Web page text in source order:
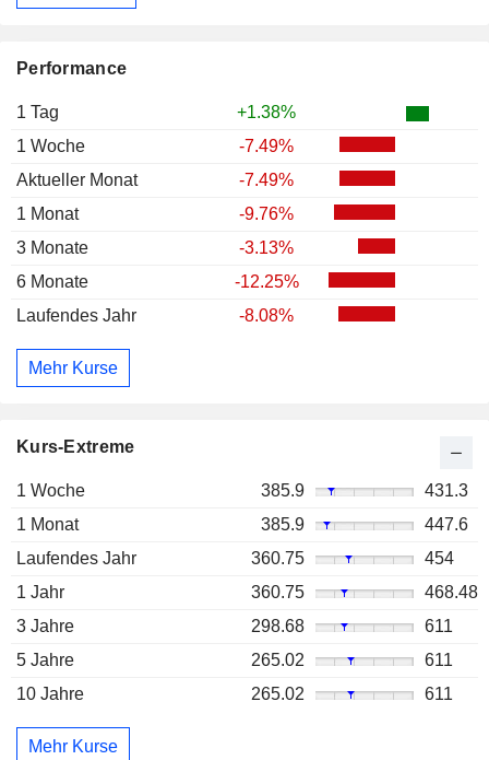
Performance
1 Tag
+1.38%
1 Woche
-7.49%
Aktueller Monat
-7.49%
1 Monat
-9.76%
3 Monate
-3.13%
6 Monate
-12.25%
Laufendes Jahr
-8.08%
Mehr Kurse
Kurs-Extreme
1 Woche 385.9
431.3
1 Monat
385.9
447.6
Laufendes Jahr
360.75
454
1 Jahr
360.75
468.48
3 Jahre
298.68
611
5 Jahre
265.02
611
10 Jahre
265.02 611
Mehr Kurse